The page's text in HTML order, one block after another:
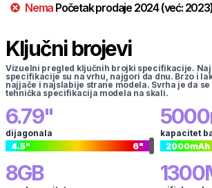
Nema Početak prodaje 2024(već: 2023)
Ključni brojevi
Vizuelni pregled ključnih brojki specifikacije.
specifikacije su na vrhu, najgori da dnu. Brzo i
najjače i najslabije strane modela. Svrha je da
tehnička specifikacija modela na skali.
6.79"
dijagonala
4.5" 6"
5000
kapacitet
2000mAh
8GB 1300